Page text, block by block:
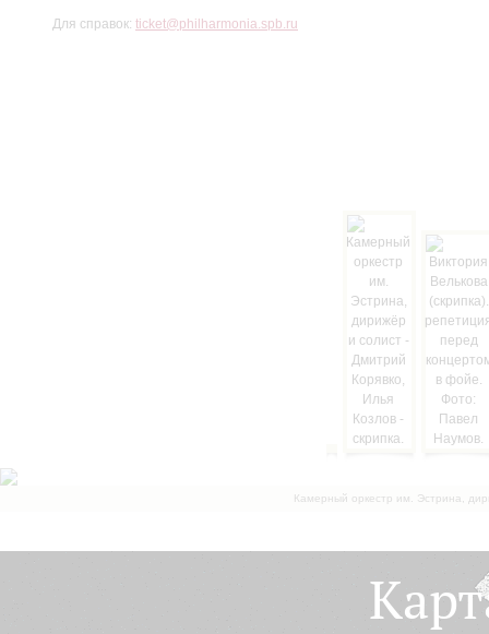
Для справок: ticket@philharmonia.spb.ru
Камерный оркестр им. Эстрина,